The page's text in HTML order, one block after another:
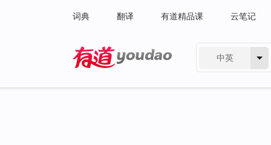
词典 翻译 有道精品课 云笔记
中英